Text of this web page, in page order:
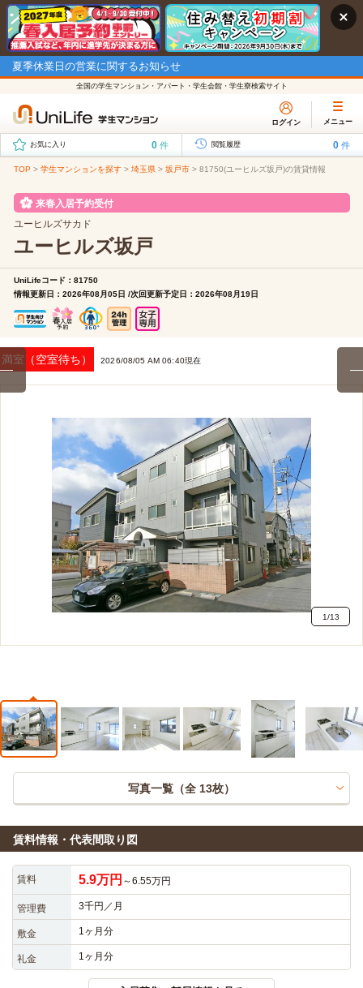
夏季休業日の営業に関するお知らせ
全国の学生マンション・アパート・学生会館・学生寮検索サイト
ログイン メニュー
お気に入り 0 件 閲覧履歴 0 件
TOP > 学生マンションを探す > 埼玉県 > 坂戸市 > 81750(ユーヒルズ坂戸)の賃貸情報
来春入居予約受付
ユーヒルズサカド
ユーヒルズ坂戸
UniLifeコード：81750
情報更新日：2026年08月05日 /次回更新予定日：2026年08月19日
満室（空室待ち） 2026/08/05 AM 06:40現在
1/13
写真一覧（全 13枚）
賃料情報・代表間取り図
賃料 5.9万円 ～6.55万円
管理費 3千円／月
敷金 1ヶ月分
礼金 1ヶ月分